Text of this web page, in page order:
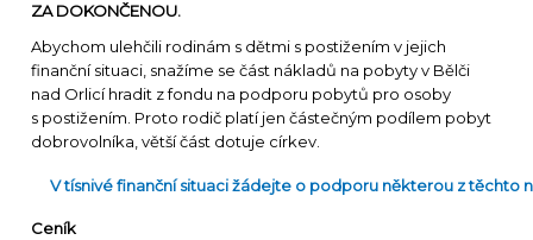
ZA DOKONČENOU.
Abychom ulehčili rodinám s dětmi s postižením v jejich
finanční situaci, snažíme se část nákladů na pobyty v Bělči
nad Orlicí hradit z fondu na podporu pobytů pro osoby
s postižením. Proto rodič platí jen částečným podílem pobyt
dobrovolníka, větší část dotuje církev.
V tísnivé finanční situaci žádejte o podporu některou z těchto
Ceník